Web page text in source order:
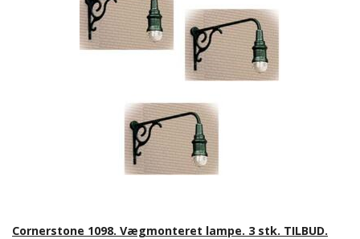
Cornerstone 1098. Vægmonteret lampe. 3 stk. TILBUD.